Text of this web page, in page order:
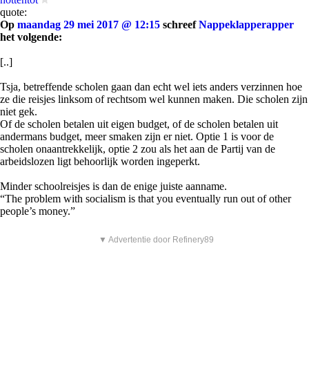
quote:
Op maandag 29 mei 2017 @ 12:15 schreefNappeklapperapper
het volgende:
[..]
Tsja, betreffende scholen gaan dan echt wel iets anders verzinnen hoe
ze die reisjes linksom of rechtsom wel kunnen maken. Die scholen zijn
niet gek.
Of de scholen betalen uit eigen budget, of de scholen betalen uit
andermans budget, meer smaken zijn er niet. Optie 1 is voor de
scholen onaantrekkelijk, optie 2 zou als het aan de Partij van de
arbeidslozen ligt behoorlijk worden ingeperkt.
Minder schoolreisjes is dan de enige juiste aanname.
“The problem with socialism is that you eventually run out of other
people’s money.”
▼ Advertentie door Refinery89